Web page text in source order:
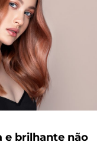
e brilhante não